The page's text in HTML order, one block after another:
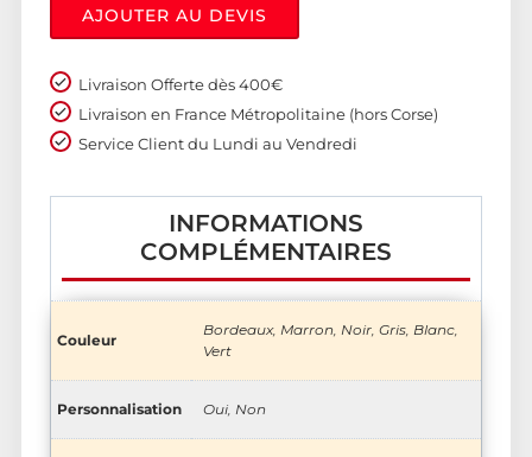
AJOUTER AU DEVIS
Livraison Offerte dès 400€
Livraison en France Métropolitaine (hors Corse)
Service Client du Lundi au Vendredi
INFORMATIONS
COMPLÉMENTAIRES
Couleur
Bordeaux, Marron, Noir, Gris, Blanc,
Vert
Personnalisation Oui, Non